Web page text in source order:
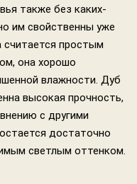
также без каких-
им свойственны уже
простым
она хорошо
влажности. Дуб
высокая прочность,
с другими
достаточно
светлым оттенком.